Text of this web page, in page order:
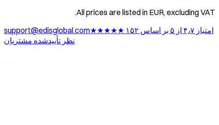
All prices are listed in EUR, excluding VAT.
support@edisglobal.com★★★★★ امتیاز ۴٫۷ از ۵ بر اساس ۱۵۲
نظر تأییدشده مشتریان